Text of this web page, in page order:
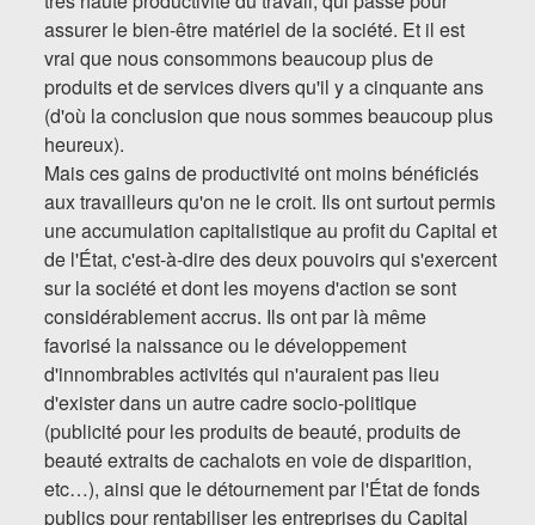
assurer le bien-être matériel de la société. Et il est
vrai que nous consommons beaucoup plus de
produits et de services divers qu'il y a cinquante ans
(d'où la conclusion que nous sommes beaucoup plus
heureux).
Mais ces gains de productivité ont moins bénéficiés
aux travailleurs qu'on ne le croit. Ils ont surtout permis
une accumulation capitalistique au profit du Capital et
de l'État, c'est-à-dire des deux pouvoirs qui s'exercent
sur la société et dont les moyens d'action se sont
considérablement accrus. Ils ont par là même
favorisé la naissance ou le développement
d'innombrables activités qui n'auraient pas lieu
d'exister dans un autre cadre socio-politique
(publicité pour les produits de beauté, produits de
beauté extraits de cachalots en voie de disparition,
etc…), ainsi que le détournement par l'État de fonds
publics pour rentabiliser les entreprises du Capital